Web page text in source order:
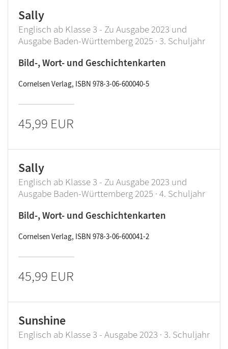
Sally
Englisch ab Klasse 3 - Zu Ausgabe 2023 und
Ausgabe Baden-Württemberg 2025 · 3. Schuljahr
Bild-, Wort- und Geschichtenkarten
Cornelsen Verlag, ISBN 978-3-06-600040-5
45,99 EUR
Sally
Englisch ab Klasse 3 - Zu Ausgabe 2023 und
Ausgabe Baden-Württemberg 2025 · 4. Schuljahr
Bild-, Wort- und Geschichtenkarten
Cornelsen Verlag, ISBN 978-3-06-600041-2
45,99 EUR
Sunshine
Englisch ab Klasse 3 - Ausgabe 2023 · 3. Schuljahr